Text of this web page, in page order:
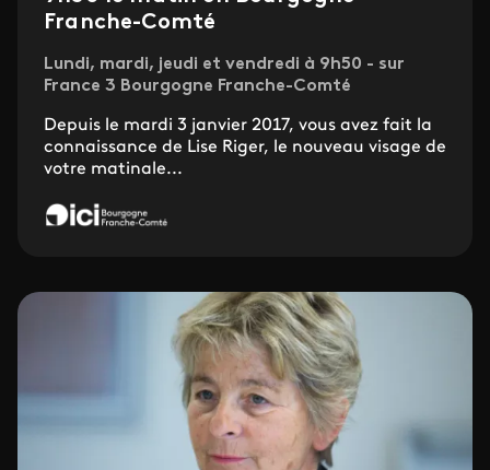
Franche-Comté
Lundi, mardi, jeudi et vendredi à 9h50 - sur
France 3 Bourgogne Franche-Comté
Depuis le mardi 3 janvier 2017, vous avez fait la
connaissance de Lise Riger, le nouveau visage de
votre matinale...